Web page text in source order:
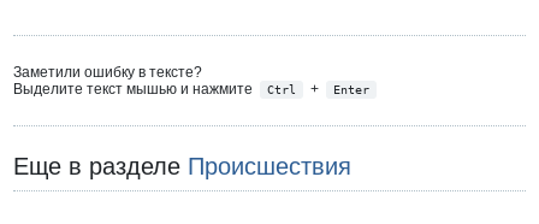
Заметили ошибку в тексте?
Выделите текст мышью и нажмите
Ctrl + Enter
Еще в разделе Происшествия